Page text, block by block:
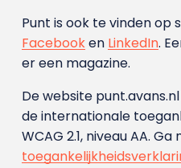
Punt is ook te vinden op
Facebooken LinkedIn.
er een magazine.
De website
de internationale
WCAG 2.1, niveau AA. Ga